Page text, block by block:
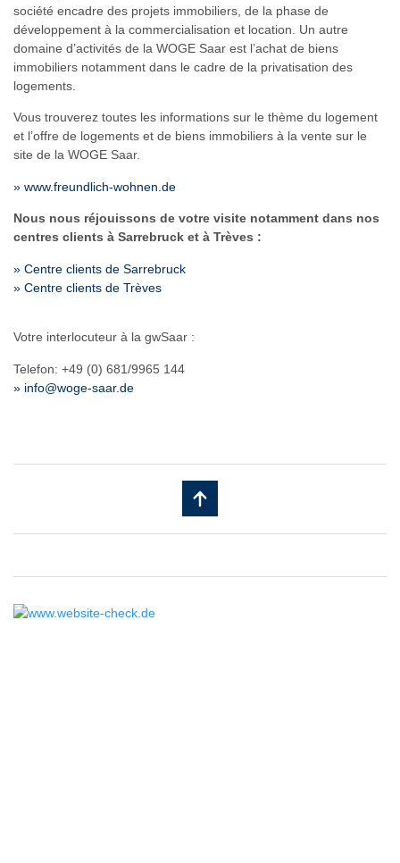
société encadre des projets immobiliers, de la phase de
développement à la commercialisation et location. Un autre
domaine d’activités de la WOGE Saar est l’achat de biens
immobiliers notamment dans le cadre de la privatisation des
logements.
Vous trouverez toutes les informations sur le thème du logement
et l’offre de logements et de biens immobiliers à la vente sur le
site de la WOGE Saar.
» www.freundlich-wohnen.de
Nous nous réjouissons de votre visite notamment dans nos
centres clients à Sarrebruck et à Trèves :
» Centre clients de Sarrebruck
» Centre clients de Trèves
Votre interlocuteur à la gwSaar :
Telefon: +49 (0) 681/9965 144
» info@woge-saar.de